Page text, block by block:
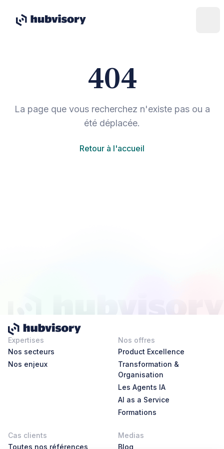
404
La page que vous recherchez n'existe pas ou a
été déplacée.
Retour à l'accueil
Expertises
Nos secteurs
Nos enjeux
Nos offres
Product Excellence
Transformation &
Organisation
Les Agents IA
AI as a Service
Formations
Cas clients
Toutes nos références
Medias
Blog